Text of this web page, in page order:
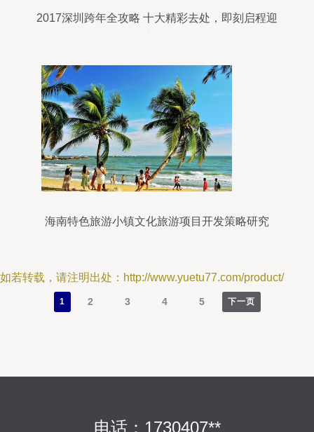
2017深圳跨年全攻略 十大精彩去处，即刻启程迎
海南特色旅游小镇文化旅游项目开发策略研究
如若转载，请注明出处：http://www.yuetu77.com/product/
1 2 3 4 5 下一页
电话：1730407**